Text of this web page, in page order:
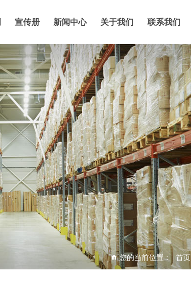
宣传册 新闻中心 关于我们 联系我们
您的当前位置： 首页